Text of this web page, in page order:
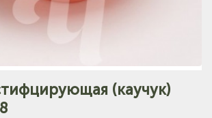
(каучук)